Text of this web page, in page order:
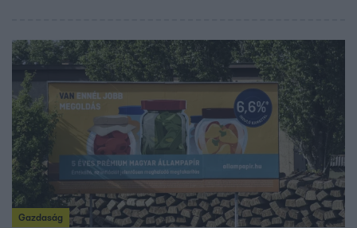
Gazdaság